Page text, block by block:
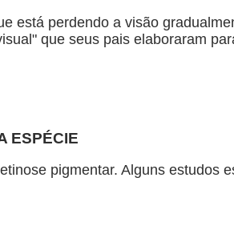
está perdendo a visão
que seus pais elaboraram
ESPÉCIE
pigmentar. Alguns estudos